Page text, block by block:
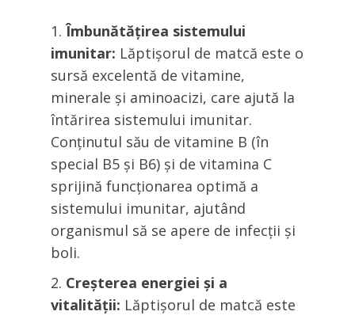
Îmbunătățirea sistemului
imunitar: Lăptișorul de matcă este o
sursă excelentă de vitamine,
minerale și aminoacizi, care ajută la
întărirea sistemului imunitar.
Conținutul său de vitamine B (în
special B5 și B6) și de vitamina C
sprijină funcționarea optimă a
sistemului imunitar, ajutând
organismul să se apere de infecții și
boli.
Creșterea energiei și a
vitalității: Lăptișorul de matcă este